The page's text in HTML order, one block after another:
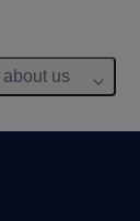
about us